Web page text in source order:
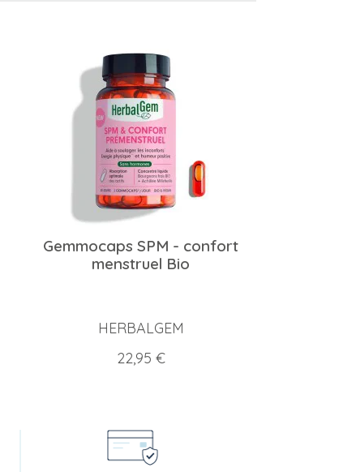
Gemmocaps SPM - confort
menstruel Bio
HERBALGEM
Prix
22,95 €